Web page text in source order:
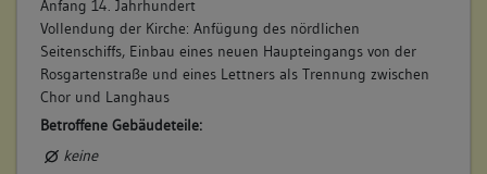
Anfang 14. Jahrhundert
Vollendung der Kirche: Anfügung des nördlichen
Seitenschiffs, Einbau eines neuen Haupteingangs von der
Rosgartenstraße und eines Lettners als Trennung zwischen
Chor und Langhaus
Betroffene Gebäudeteile:
keine